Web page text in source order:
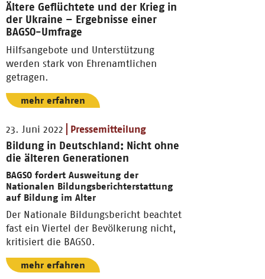
Ältere Geflüchtete und der Krieg in
der Ukraine – Ergebnisse einer
BAGSO-Umfrage
Hilfsangebote und Unterstützung
werden stark von Ehrenamtlichen
getragen.
mehr erfahren
23. Juni 2022 Pressemitteilung
Bildung in Deutschland: Nicht ohne
die älteren Generationen
BAGSO fordert Ausweitung der
Nationalen Bildungsberichterstattung
auf Bildung im Alter
Der Nationale Bildungsbericht beachtet
fast ein Viertel der Bevölkerung nicht,
kritisiert die BAGSO.
mehr erfahren